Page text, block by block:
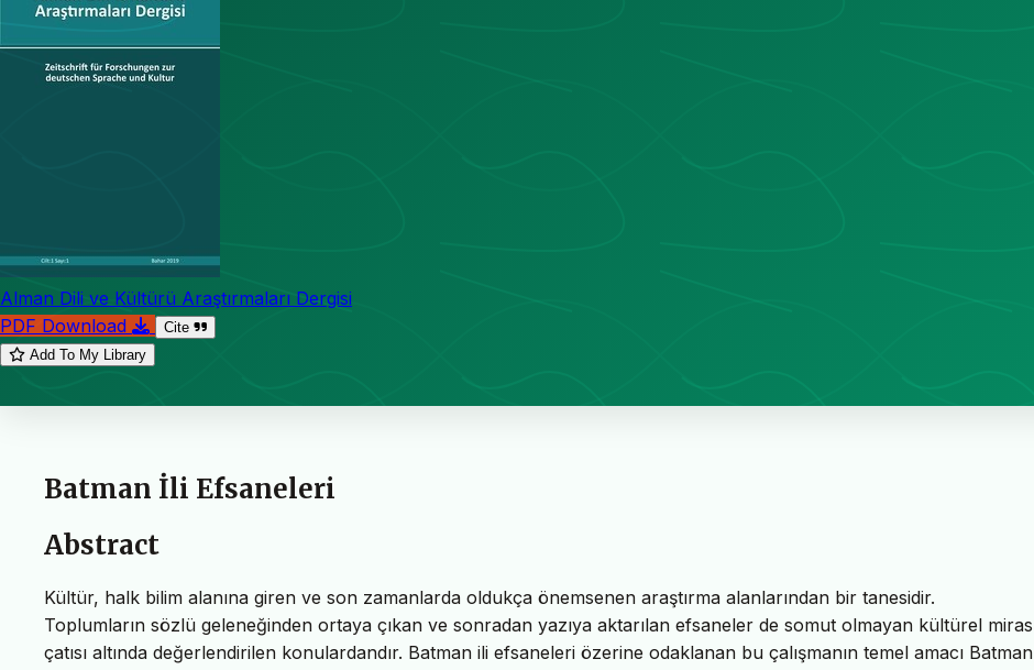
Alman Dili ve Kültürü Araştırmaları Dergisi
PDF Download
Cite
Add To My Library
Batman İli Efsaneleri
Abstract
Kültür, halk bilim alanına giren ve son zamanlarda oldukça önemsenen araştırma alanlarından bir tanesidir.
Toplumların sözlü geleneğinden ortaya çıkan ve sonradan yazıya aktarılan efsaneler de somut olmayan kültürel miras
çatısı altında değerlendirilen konulardandır. Batman ili efsaneleri özerine odaklanan bu çalışmanın temel amacı Batman